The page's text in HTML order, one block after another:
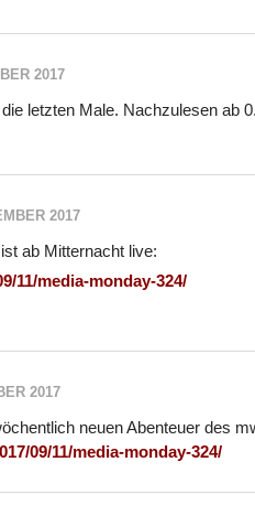
2017
letzten Male. Nachzulesen ab
2017
ab Mitternacht live:
11/media-monday-324/
2017
neuen Abenteuer des
09/11/media-monday-324/